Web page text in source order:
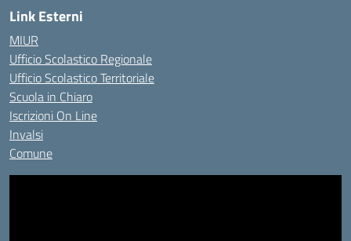
Link Esterni
MIUR
Ufficio Scolastico Regionale
Ufficio Scolastico Territoriale
Scuola in Chiaro
Iscrizioni On Line
Invalsi
Comune